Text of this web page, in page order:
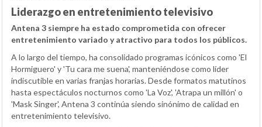
Liderazgo en entretenimiento televisivo
Antena 3 siempre ha estado comprometida con ofrecer
entretenimiento variado y atractivo para todos los públicos.
A lo largo del tiempo, ha consolidado programas icónicos como 'El
Hormiguero' y 'Tu cara me suena', manteniéndose como líder
indiscutible en varias franjas horarias. Desde formatos matutinos
hasta espectáculos nocturnos como 'La Voz', 'Atrapa un millón' o
'Mask Singer', Antena 3 continúa siendo sinónimo de calidad en
entretenimiento televisivo.